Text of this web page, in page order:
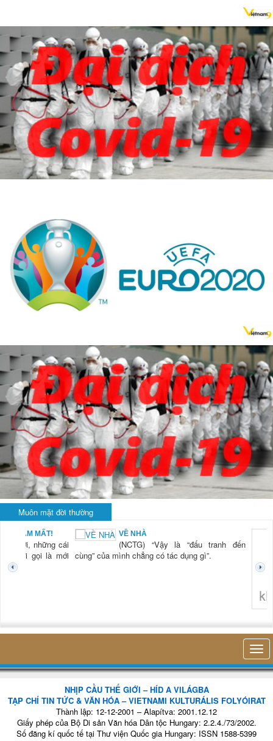
Muôn mặt đời thường
VỀ NHÀ
(NCTG) “Vậy là “đấu tranh đến
cùng” của mình chẳng có tác dụng gì”.
NHỊP CẦU THẾ GIỚI – HÍD A VILÁGBA
TẠP CHÍ TIN TỨC & VĂN HÓA – VIETNAMI KULTURÁLIS FOLYÓIRAT
Thành lập: 12-12-2001 – Alapítva: 2001.12.12
Giấy phép của Bộ Di sản Văn hóa Dân tộc Hungary: 2.2.4./73/2002.
Số đăng kí quốc tế tại Thư viện Quốc gia Hungary: ISSN 1588-5399